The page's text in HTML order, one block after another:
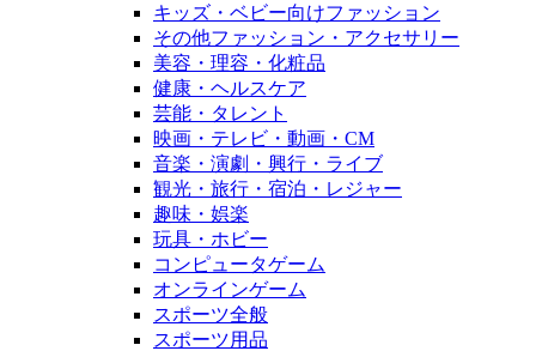
キッズ・ベビー向けファッション
その他ファッション・アクセサリー
美容・理容・化粧品
健康・ヘルスケア
芸能・タレント
映画・テレビ・動画・CM
音楽・演劇・興行・ライブ
観光・旅行・宿泊・レジャー
趣味・娯楽
玩具・ホビー
コンピュータゲーム
オンラインゲーム
スポーツ全般
スポーツ用品